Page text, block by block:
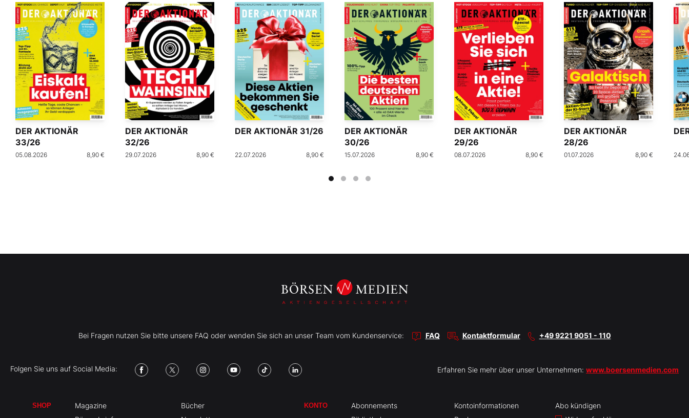
DER AKTIONÄR
33/26
05.08.2026 8,90 €
DER AKTIONÄR
32/26
29.07.2026 8,90 €
DER AKTIONÄR 31/26
22.07.2026 8,90 €
DER AKTIONÄR
30/26
15.07.2026 8,90 €
DER AKTIONÄR
29/26
08.07.2026 8,90 €
DER AKTIONÄR
28/26
01.07.2026 8,90 €
Bei Fragen nutzen Sie bitte unsere FAQ oder wenden Sie sich an unser Team vom Kundenservice: FAQ Kontaktformular +49 9221 9051 - 110
Folgen Sie uns auf Social Media: Erfahren Sie mehr über unser Unternehmen: www.boersenmedien.com
SHOP
Magazine
Bücher
KONTO
Abonnements
Kontoinformationen
Abo kündigen